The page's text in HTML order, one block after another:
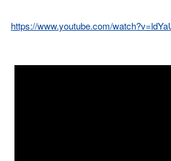
https://www.youtube.com/